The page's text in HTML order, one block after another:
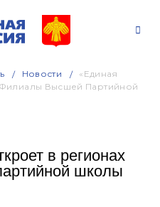
Новости
«Единая
Высшей Партийной
в регионах
школы